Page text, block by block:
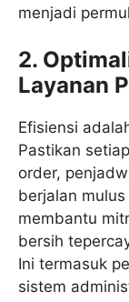
menjadi
2.
Layanan
Efisiensi
Pastikan
order,
berjalan
membantu
bersih
Ini termasuk
sistem